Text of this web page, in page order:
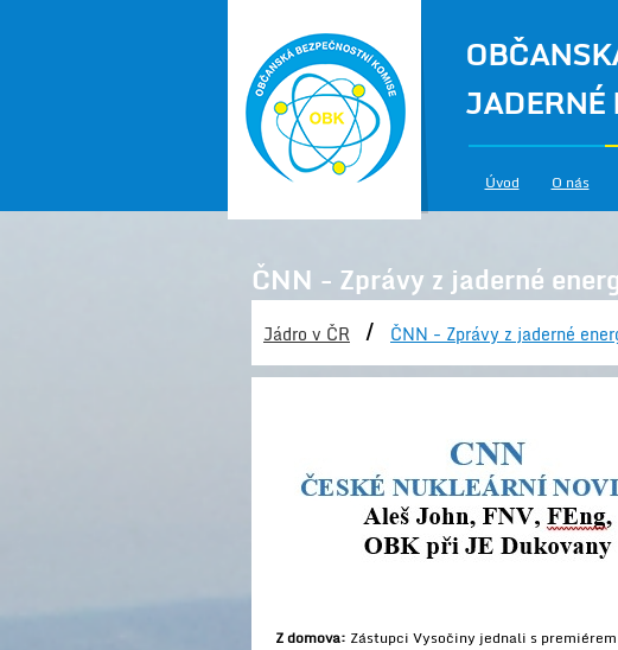
JADERNÉ
Úvod O nás
ČNN - Zprávy z jaderné
Jádro v ČR / ČNN - Zprávy z jaderné
Z domova: Zástupci Vysočiny jednali s